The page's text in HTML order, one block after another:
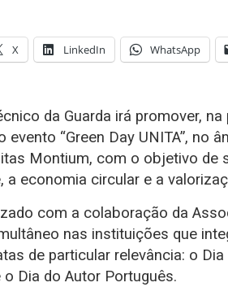
X LinkedIn WhatsApp
da Guarda irá promover,
evento “Green Day UNITA”, no
Montium, com o objetivo de
a economia circular e a
com a colaboração da
nas instituições que
de particular relevância: o
o Dia do Autor Português.